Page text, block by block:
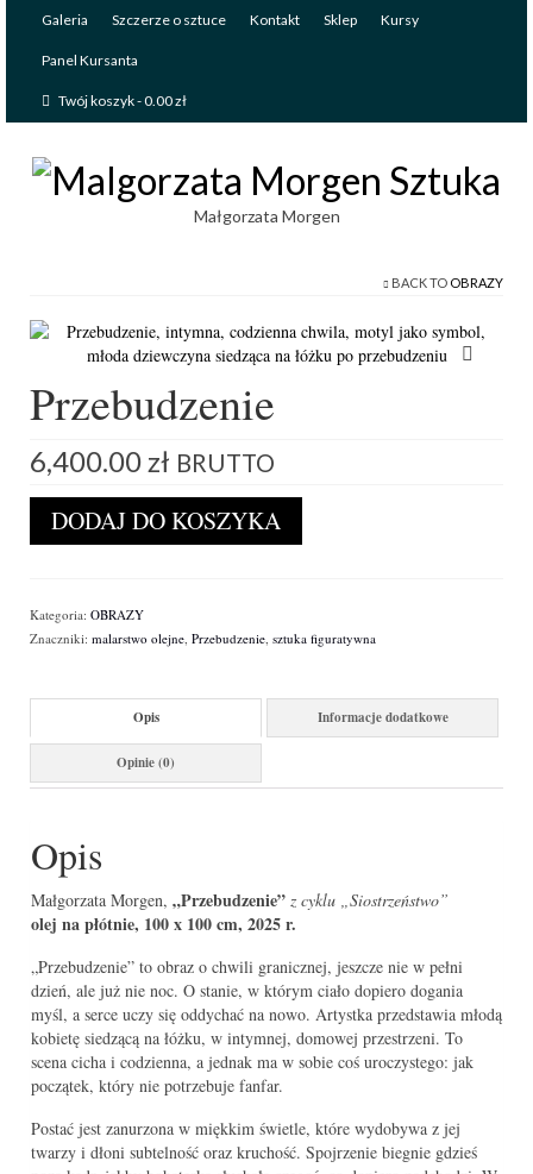
Galeria Szczerze o sztuce Kontakt Sklep Kursy
Panel Kursanta
Twój koszyk-0.00zł
Małgorzata Morgen
BACK TO OBRAZY
Przebudzenie
6,400.00zł BRUTTO
ilość
Przebudzenie
DODAJ DO KOSZYKA
Kategoria: OBRAZY
Znaczniki: malarstwo olejne Przebudzenie sztuka figuratywna
Opis Informacje dodatkowe
Opinie (0)
Opis
Małgorzata Morgen, „Przebudzenie” z cyklu „Siostrzeństwo”
olej na płótnie, 100 x 100 cm, 2025 r.
„Przebudzenie” to obraz o chwili granicznej, jeszcze nie w pełni
dzień, ale już nie noc. O stanie, w którym ciało dopiero dogania
myśl, a serce uczy się oddychać na nowo. Artystka przedstawia młodą
kobietę siedzącą na łóżku, w intymnej, domowej przestrzeni. To
scena cicha i codzienna, a jednak ma w sobie coś uroczystego: jak
początek, który nie potrzebuje fanfar.
Postać jest zanurzona w miękkim świetle, które wydobywa z jej
twarzy i dłoni subtelność oraz kruchość. Spojrzenie biegnie gdzieś